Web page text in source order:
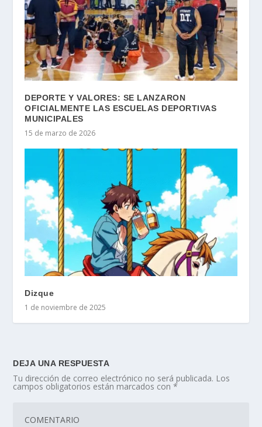
DEPORTE Y VALORES: SE LANZARON
OFICIALMENTE LAS ESCUELAS DEPORTIVAS
MUNICIPALES
15 de marzo de 2026
Dizque
1 de noviembre de 2025
DEJA UNA RESPUESTA
Tu dirección de correo electrónico no será publicada. Los
campos obligatorios están marcados con*